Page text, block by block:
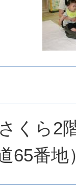
くら2
65番地